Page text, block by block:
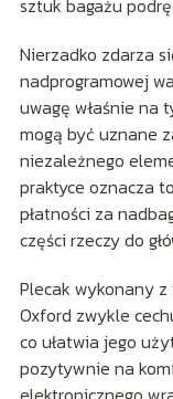
Nierzadko zdarza
nadprogramowej
uwagę właśnie
mogą być uznane
niezależnego
praktyce oznacza
płatności za
części rzeczy do
Plecak wykonany
Oxford zwykle
co ułatwia jego
pozytywnie na